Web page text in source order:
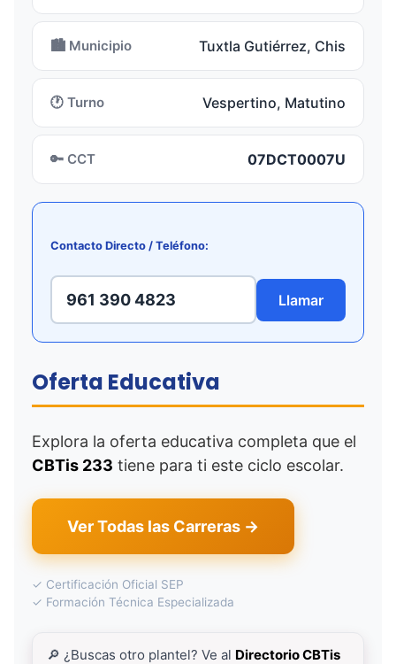
🏙️ Municipio Tuxtla Gutiérrez, Chis
🕐 Turno Vespertino, Matutino
🔑 CCT 07DCT0007U
Contacto Directo / Teléfono:
961 390 4823 Llamar
Oferta Educativa
Explora la oferta educativa completa que el
CBTis 233 tiene para ti este ciclo escolar.
Ver Todas las Carreras →
✓ Certificación Oficial SEP
✓ Formación Técnica Especializada
🔎 ¿Buscas otro plantel? Ve al Directorio CBTis